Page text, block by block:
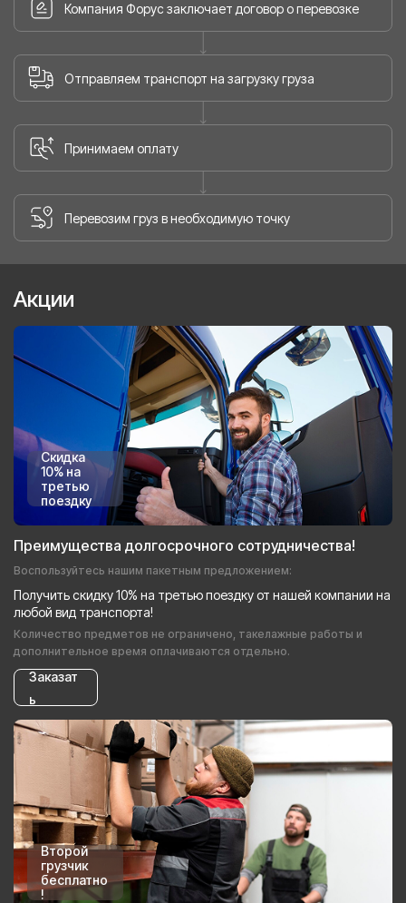
Компания Форус заключает договор о перевозке
Отправляем транспорт на загрузку груза
Принимаем оплату
Перевозим груз в необходимую точку
Акции
Скидка
10% на
третью
поездку
Преимущества долгосрочного сотрудничества!
Воспользуйтесь нашим пакетным предложением:
Получить скидку 10% на третью поездку от нашей компании на
любой вид транспорта!
Количество предметов не ограничено, такелажные работы и
дополнительное время оплачиваются отдельно.
Заказат
ь
Второй
грузчик
бесплатно
!